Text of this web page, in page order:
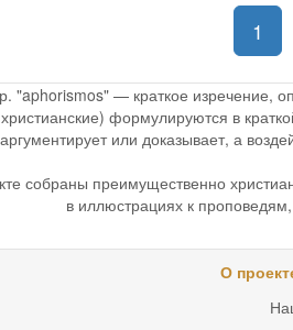
1
"aphorismos" — краткое изречение,
формулируются в
или доказывает, а
собраны преимущественно
в иллюстрациях к
О